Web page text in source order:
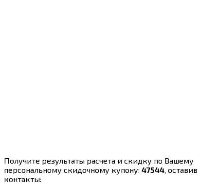
Получите результаты расчета и скидку по Вашему
персональному скидочному купону: 47544 , оставив
контакты: